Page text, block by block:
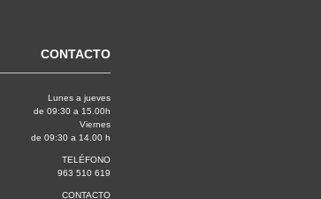
CONTACTO
Lunes a jueves
de 09:30 a 15.00h
Viernes
de 09:30 a 14.00 h
TELÉFONO
963 510 619
CONTACTO